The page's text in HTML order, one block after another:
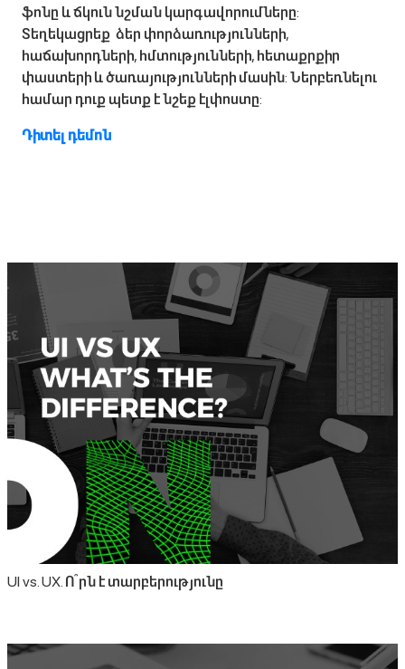
ֆոնը և ճկուն նշման կարգավորումները:
Տեղեկացրեք ձեր փորձառությունների,
հաճախորդների, հմտությունների, հետաքրքիր
փաստերի և ծառայությունների մասին: Ներբեռնելու
համար դուք պետք է նշեք էլփոստը:
Դիտել դեմոն
UI vs. UX. Ո՞րն է տարբերությունը